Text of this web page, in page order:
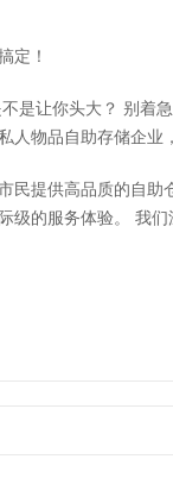
定！
人物品自助存储企业
民提供高品质的自助
耕仓储行业多年，得到